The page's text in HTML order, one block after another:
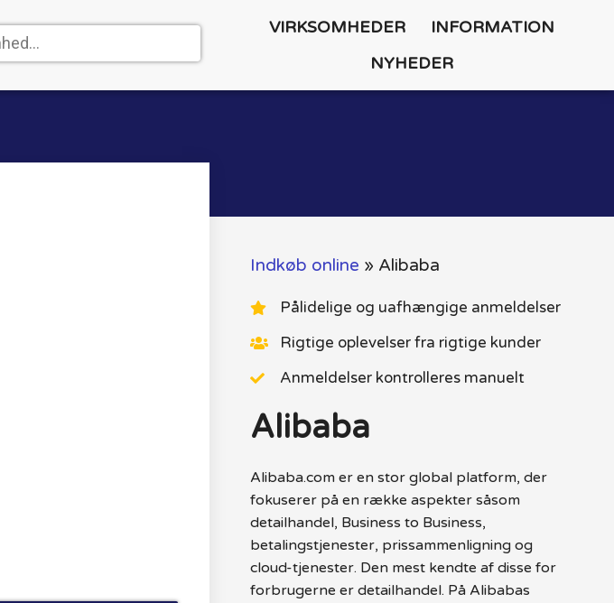
VIRKSOMHEDER
INFORMATION
NYHEDER
Indkøb online » Alibaba
Pålidelige og uafhængige anmeldelser
Rigtige oplevelser fra rigtige kunder
Anmeldelser kontrolleres manuelt
Alibaba
Alibaba.com er en stor global platform, der
fokuserer på en række aspekter såsom
detailhandel, Business to Business,
betalingstjenester, prissammenligning og
cloud-tjenester. Den mest kendte af disse for
forbrugerne er detailhandel. På Alibabas